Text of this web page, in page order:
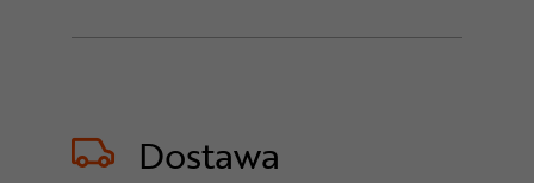
Dostawa